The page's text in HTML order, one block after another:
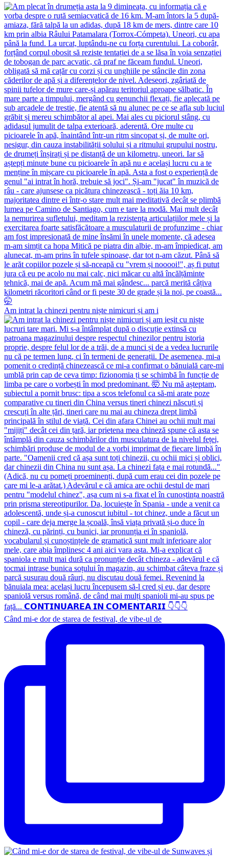
Am intrat la chinezi pentru niște nimicuri și am i
Când mi-e dor de starea de festival, de vibe-ul de